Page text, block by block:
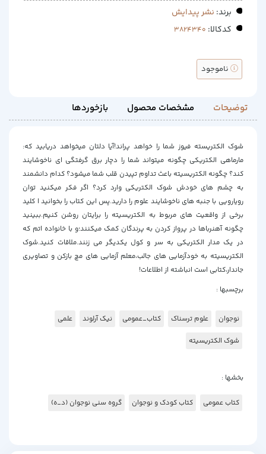
برند: نشر پیدایش
کدکالا:
ناموجود
توضیحات مشخصات محصول بازخوردها
شوک الکتریسته فیوز شما را خواهد پراند!آیا دلتان میخواهد دریابید که:
مارماهی الکتریکی چگونه میتواند شما را دچار برق گرفتگی ای ناخوشایند
کند؟ چگونه الکتریسیته باعث تداوم تپیدن قلب شما میشود؟ کدام دانشمند
به چشم های خودش شوک الکتریکی وارد کرد؟ اگر فکر میکنید توان
رویارویی با جنبه های ناخوشایند علوم را دارید.پس این کتاب را بخوانید ا کلید
برخی از واقعیت های مربوط به الکتریسیته را برایتان روشن کنیم.ببینید
چگونه آهنرباها در پرواز کردن به پرندگان کمک میکنند؛و با خانواده اتم که
در یک مدار الکتریکی به سر و کول یکدیگر می زنند.ملاقات کنید.شوک
الکتریسیته به خودآزمایی های جالب،معلم آزمایی های مچ بازکن و تصاویری
جاندار،کتابی است انباشته از اطلاعات!
برچسبها :
نوجوان علوم ترسناک کتاب_عمومی نیک آرلوند علمی
شوک الکتریسیته
بخشها :
کتاب عمومی کتاب کودک و نوجوان گروه سنی نوجوان (د_ه)